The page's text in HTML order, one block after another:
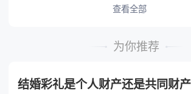
或者与被继承人共同生活的继承人
的继承人，不尽扶养义务的，分配
查看全部
为你推荐
结婚彩礼是个人财产还是共同财